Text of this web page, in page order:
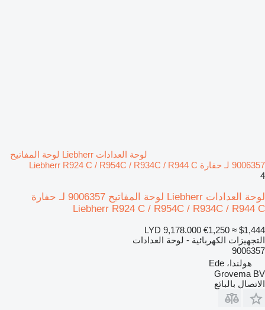
لوحة العدادات Liebherr لوحة المفاتيح
9006357 لـ حفارة Liebherr R924 C / R954C / R934C / R944 C
4
لوحة العدادات Liebherr لوحة المفاتيح 9006357 لـ حفارة
Liebherr R924 C / R954C / R934C / R944 C
LYD 9,178.000 €1,250 ≈ $1,444
التجهيزات الكهربائية - لوحة العدادات
9006357
هولندا، Ede
Grovema BV
الاتصال بالبائع